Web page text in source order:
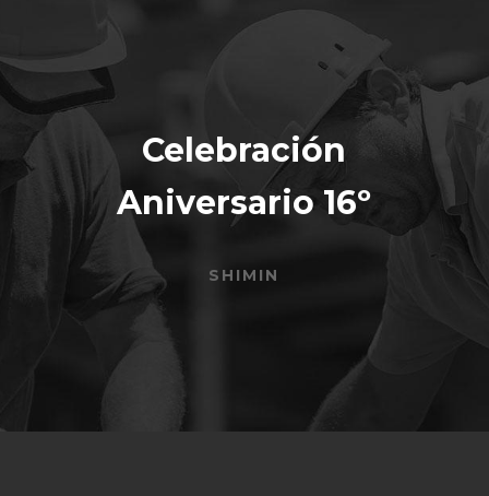
Celebración
Aniversario 16º
SHIMIN